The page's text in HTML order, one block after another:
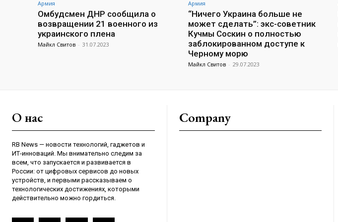
Армия
Омбудсмен ДНР сообщила о
возвращении 21 военного из
украинского плена
Майкл Свитов - 31.07.2023
Армия
“Ничего Украина больше не
может сделать”: экс-советник
Кучмы Соскин о полностью
заблокированном доступе к
Черному морю
Майкл Свитов - 29.07.2023
О нас
RB News — новости технологий, гаджетов и
ИТ-инноваций. Мы внимательно следим за
всем, что запускается и развивается в
России: от цифровых сервисов до новых
устройств, и первыми рассказываем о
технологических достижениях, которыми
действительно можно гордиться.
Company